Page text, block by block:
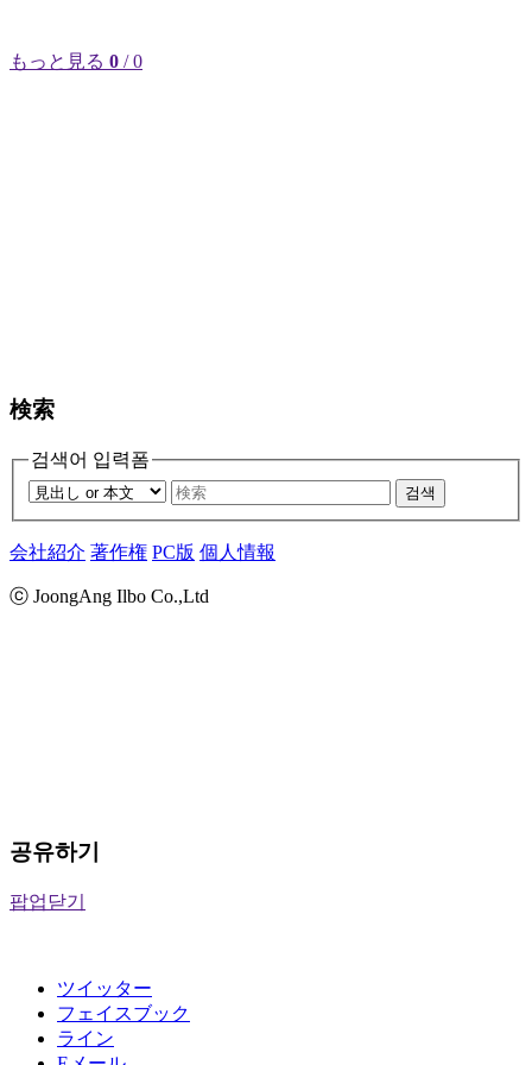
もっと見る 0 / 0
検索
검색어 입력폼
검색
会社紹介 著作権 PC版 個人情報
ⓒ JoongAng Ilbo Co.,Ltd
공유하기
팝업닫기
ツイッター
フェイスブック
ライン